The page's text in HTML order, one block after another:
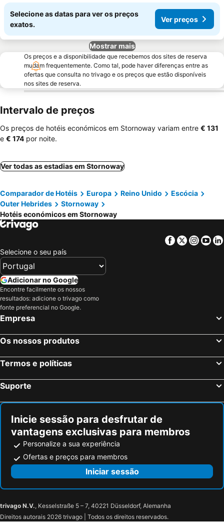
Selecione as datas para ver os preços
exatos.
Ver preços
Mostrar mais
Os preços e a disponibilidade que recebemos dos sites de reserva
mudam frequentemente. Como tal, pode haver diferenças entre as
ofertas que consulta no trivago e os preços que estão disponíveis
nos sites de reserva.
Intervalo de preços
Os preços de hotéis económicos em Stornoway variam entre ‎€ 131
e ‎€ 174 por noite.
Ver todas as estadias em Stornoway
Comparador de Hotéis Europa Reino Unido
Escócia
Outer Hebrides
Stornoway
Hotéis económicos em Stornoway
Facebook
Twitter
Selecione o seu país
Adicionar no Google
Encontre facilmente os nossos
resultados: adicione o trivago como
fonte preferencial no Google.
Empresa
Os nossos produtos
Termos e políticas
Suporte
Inicie sessão para desfrutar de
vantagens exclusivas para membros
Personalize a sua experiência
Ofertas e preços para membros
Iniciar sessão
trivago N.V., Kesselstraße 5 – 7, 40221 Düsseldorf, Alemanha
Direitos autorais 2026 trivago | Todos os direitos reservados.